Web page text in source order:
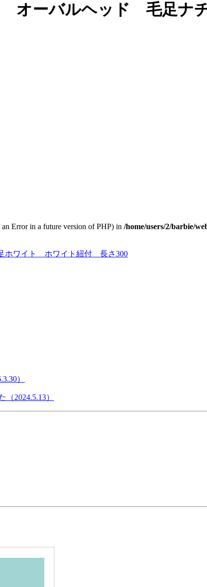
ーバルヘッド 毛足ナ
Error in a future version of PHP) in /home/users/2/barbie/
ホワイト ホワイト紐付 長さ300
）
2024.5.13）